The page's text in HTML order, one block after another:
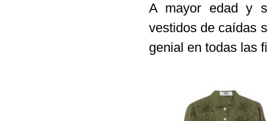
A mayor edad y
vestidos de caídas
genial en todas las